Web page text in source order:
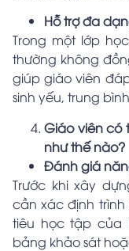
Hỗ trợ đa
Trong một lớp
thường không
giúp giáo viên
sinh yếu, trung
Giáo viên có
như thế nào?
Đánh giá
Trước khi xây
cần xác định
tiêu học tập của
bảng khảo sát